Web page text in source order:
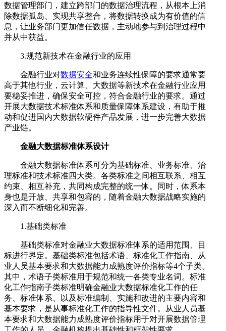
数据管理部门，建立跨部门的数据治理流程，从根本上消
除数据孤岛、实现共享整合，将数据转换成为有价值的信
息，让业务部门更加信任数据，主动地参与到治理过程中
并从中获益。
3.规范新技术在金融行业的应用
‍金融行业对数据安全和业务连续性保障的要求通常要
高于其他行业，云计算、大数据等新技术在金融行业应用
要稳妥推进，确保安全可控，符合金融行业的要求。通过
开展大数据技术标准体系和质量保障体系建设，有助于推
动和促进国内大数据软硬件产品发展，进一步完善大数据
产业链。
金融大数据标准体系设计
金融大数据标准体系可分为基础标准、业务标准、治
理标准和技术标准四大类。各类标准之间相互联系、相互
约束、相互补充，共同构成完整的统一体。同时，体系本
身也是开放、共享和包容的，随着金融大数据战略实施的
深入而不断细化和完善。
1.基础类标准
基础类标准对金融业大数据标准体系的适用范围、目
标进行界定。基础类标准包括术语、标准化工作指南、从
业人员基本要求和大数据能力成熟度评价指标等4个子类。
其中，术语子类标准用于规范和统一各类专业名词。标准
化工作指南子类标准明确金融业大数据标准化工作的任
务、标准体系、以及标准编制、实施和改进的主要内容和
基本要求，是从事标准化工作的指导性文件。从业人员基
本要求和大数据能力成熟度评价指标用于对开展数据管理